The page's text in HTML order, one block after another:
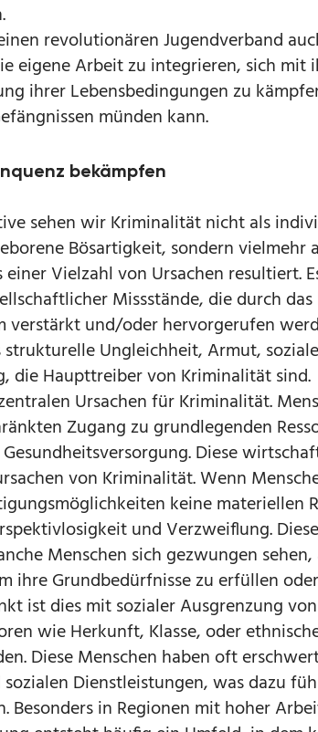
revolutionären Jugendverband
eigene Arbeit zu integrieren, sich mit
ihrer Lebensbedingungen zu
münden kann.
bekämpfen
sehen wir Kriminalität nicht als
Bösartigkeit, sondern vielmehr
einer Vielzahl von Ursachen resultiert.
Missstände, die durch
verstärkt und/oder hervorgerufen
strukturelle Ungleichheit, Armut,
die Haupttreiber von Kriminalität sind.
Ursachen für Kriminalität.
Zugang zu grundlegenden
Diese
von Kriminalität. Wenn
keine materiellen
und Verzweiflung.
Menschen sich gezwungen
ihre Grundbedürfnisse zu erfüllen
ist dies mit sozialer Ausgrenzung
wie Herkunft, Klasse, oder
Diese Menschen haben oft
Dienstleistungen, was dazu
Besonders in Regionen mit hoher